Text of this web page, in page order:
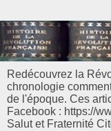
Redécouvrez la
chronologie
de l'époque. Ces
Facebook : https://
Salut et Fraternité